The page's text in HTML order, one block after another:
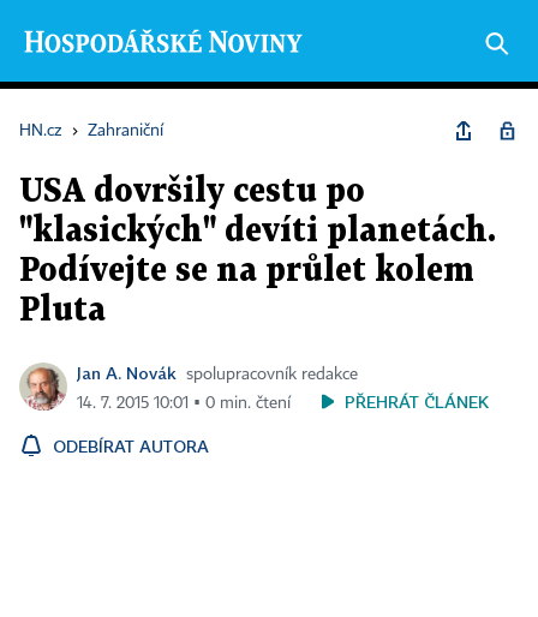
HN.cz › Zahraniční
USA dovršily cestu po
"klasických" devíti planetách.
Podívejte se na průlet kolem
Pluta
Jan A. Novák
spolupracovník redakce
14. 7. 2015 10:01 ▪ 0 min. čtení
PŘEHRÁT ČLÁNEK
ODEBÍRAT AUTORA